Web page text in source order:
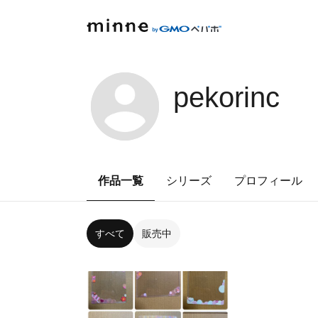
pekorinc
作品一覧 シリーズ プロフィール
すべて 販売中